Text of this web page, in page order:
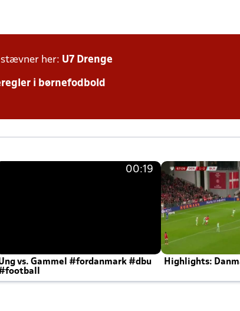
her: U7 Drenge
i børnefodbold
00:19
vs. Gammel #fordanmark #dbu
Highlights: